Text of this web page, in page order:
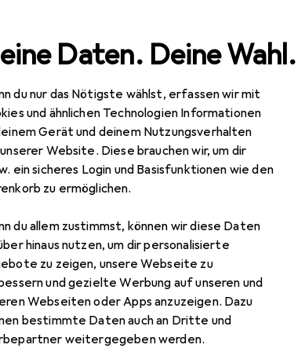
Daten. Deine Wahl.
du nur das Nötigste wählst, erfassen wir mit
und ähnlichen Technologien Informationen
Gerät und deinem Nutzungsverhalten
Website. Diese brauchen wir, um dir
ein sicheres Login und Basisfunktionen wie den
zu ermöglichen.
du allem zustimmst, können wir diese Daten
hinaus nutzen, um dir personalisierte
zu zeigen, unsere Webseite zu
und gezielte Werbung auf unseren und
Webseiten oder Apps anzuzeigen. Dazu
bestimmte Daten auch an Dritte und
weitergegeben werden.
IT + Multimedia Foto + Video Kamera